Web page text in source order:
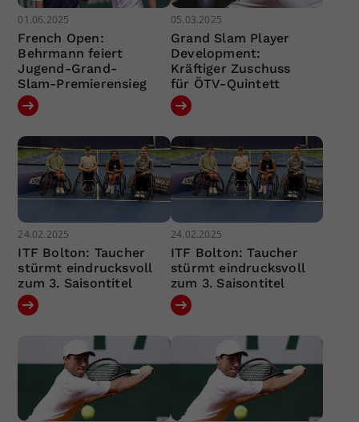
01.06.2025
French Open:
Behrmann feiert
Jugend-Grand-
Slam-Premierensieg
05.03.2025
Grand Slam Player
Development:
Kräftiger Zuschuss
für ÖTV-Quintett
24.02.2025
ITF Bolton: Taucher
stürmt eindrucksvoll
zum 3. Saisontitel
24.02.2025
ITF Bolton: Taucher
stürmt eindrucksvoll
zum 3. Saisontitel